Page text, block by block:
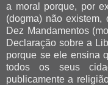
a moral porque, por
(dogma) não
Dez Mandamentos
Declaração sobre a
porque se ele ensina
todos os seus
publicamente a